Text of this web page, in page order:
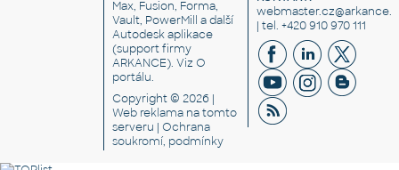
Max, Fusion, Forma,
Vault, PowerMill a další
Autodesk aplikace
(support firmy
ARKANCE). VizO
portálu.
Copyright © 2026 |
Web reklama na tomto
serveru |Ochrana
soukromí, podmínky
| tel. +420 910 970 111